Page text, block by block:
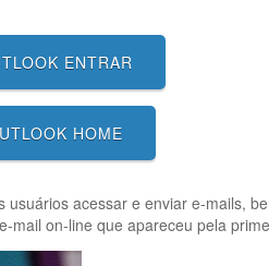
ENTRAR
HOME
acessar e enviar e-mails,
on-line que apareceu pela